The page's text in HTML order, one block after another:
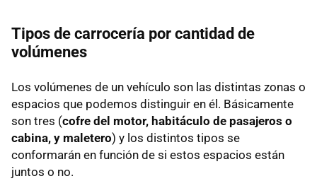
Tipos de carrocería por cantidad de
volúmenes
Los volúmenes de un vehículo son las distintas zonas o
espacios que podemos distinguir en él. Básicamente
son tres (cofre del motor, habitáculo de pasajeros o
cabina, y maletero) y los distintos tipos se
conformarán en función de si estos espacios están
juntos o no.